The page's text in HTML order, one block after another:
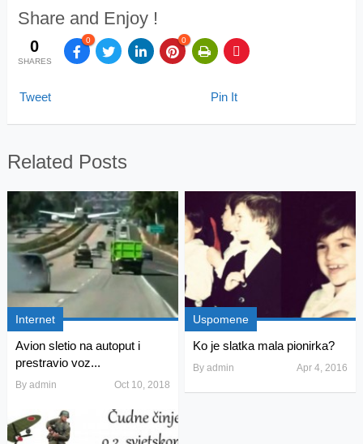
Share and Enjoy !
0
SHARES
0 0
Tweet Pin It
Related Posts
Internet
Avion sletio na autoput i
prestravio voz...
By admin Oct 10, 2018
Uspomene
Ko je slatka mala pionirka?
Byadmin Apr 4, 2016